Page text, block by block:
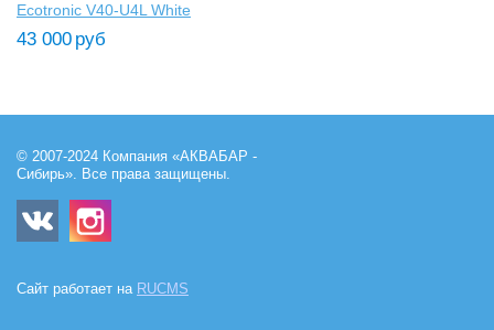
Ecotronic V40-U4L White
43 000 руб
© 2007-2024 Компания «АКВАБАР -
Сибирь». Все права защищены.
Сайт работает на RUCMS